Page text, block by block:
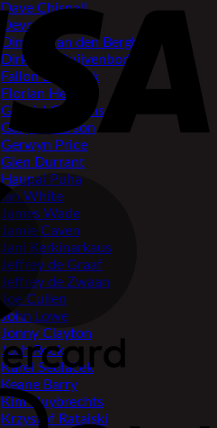
Dave Chisnall
Devon Petersen
Dimitri Van den Bergh
Dirk van Duijvenbode
Fallon Sherrock
Florian Hempel
Gabriel Clemens
Gary Anderson
Gerwyn Price
Glen Durrant
Haupai Puha
Ian White
James Wade
Jamie Caven
Jani Kerkinarkaus
Jeffrey de Graaf
Jeffrey de Zwaan
Joe Cullen
John Lowe
Jonny Clayton
Josh Rock
Karel Sedláček
Keane Barry
Kim Huybrechts
Krzystof Ratajski